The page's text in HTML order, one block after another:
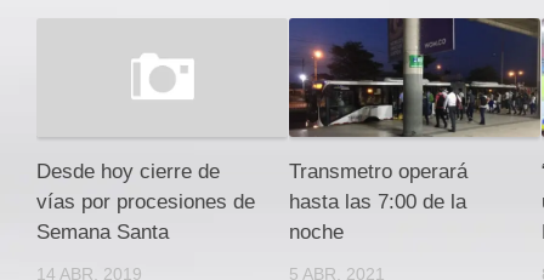
Desde hoy cierre de
vías por procesiones de
Semana Santa
14 ABR, 2019
Transmetro operará
hasta las 7:00 de la
noche
5 ABR, 2021